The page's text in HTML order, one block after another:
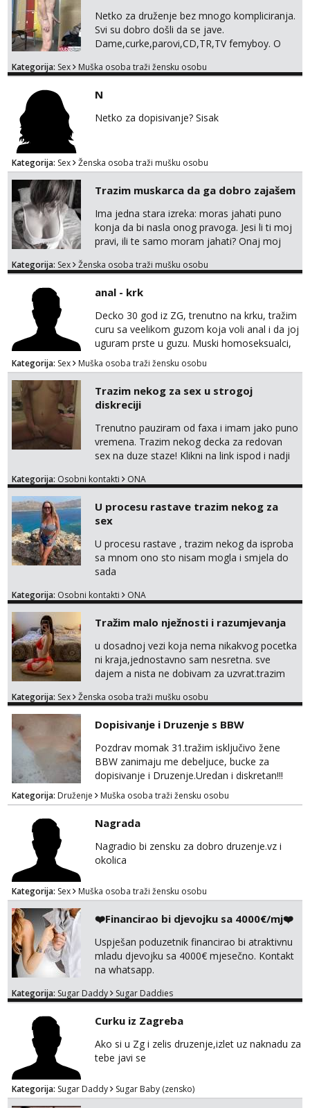
Netko za druženje bez mnogo kompliciranja.
Svi su dobro došli da se jave.
Dame,curke,parovi,CD,TR,TV femyboy. O
nemam ali ako smo za druženje možemo
Kategorija: Sex Muška osoba traži žensku osobu
N
Netko za dopisivanje? Sisak
Kategorija: Sex Ženska osoba traži mušku osobu
Trazim muskarca da ga dobro zajašem
Ima jedna stara izreka: moras jahati puno
konja da bi nasla onog pravoga. Jesi li ti moj
pravi, ili te samo moram jahati? Onaj moj
na sexdater link i javi mi se tamo....
Kategorija: Sex Ženska osoba traži mušku osobu
anal - krk
Decko 30 god iz ZG, trenutno na krku, tražim
curu sa veelikom guzom koja voli anal i da joj
uguram prste u guzu. Muski homoseksualci,
parovi i transiči odjebite, ne zanimate me. Bilo
kakva placanja opcenito (gotovina) ili
unaprijed (aircash, paysafecard, bonovi) ne
dolaze u obzir. Javit se prvo porukom na
whatsapp 0958048882.
Kategorija: Sex Muška osoba traži žensku osobu
Trazim nekog za sex u strogoj
diskreciji
Trenutno pauziram od faxa i imam jako puno
vremena. Trazim nekog decka za redovan
sex na duze staze! Klikni na link ispod i nadji
Kategorija: Osobni kontakti ONA
U procesu rastave trazim nekog za
sex
U procesu rastave , trazim nekog da isproba
sa mnom ono sto nisam mogla i smjela do
sada
Kategorija: Osobni kontakti ONA
Tražim malo nježnosti i razumjevanja
u dosadnoj vezi koja nema nikakvog pocetka
ni kraja,jednostavno sam nesretna. sve
dajem a nista ne dobivam za uzvrat.trazim
trazim puno samo malo njeznosti i
poljupce po tijelu koji me jako
pale,obozavam kad muskarac preuzme
kontrolu . javi se :) Klikni na link ispod i nadji
me tamo, cekam te!
Kategorija: Sex Ženska osoba traži mušku osobu
Dopisivanje i Druzenje s BBW
Pozdrav momak 31.tražim isključivo žene
BBW zanimaju me debeljuce, bucke za
dopisivanje i Druzenje.Uredan i diskretan!!!
Kategorija: Druženje Muška osoba traži žensku osobu
Nagrada
Nagradio bi zensku za dobro druzenje.vz i
okolica
Kategorija: Sex Muška osoba traži žensku osobu
❤️Financirao bi djevojku sa 4000€/mj❤️
Uspješan poduzetnik financirao bi atraktivnu
mladu djevojku sa 4000€ mjesečno. Kontakt
na whatsapp.
Kategorija: Sugar Daddy Sugar Daddies
Curku iz Zagreba
Ako si u Zg i zelis druzenje,izlet uz naknadu za
tebe javi se
Kategorija: Sugar Daddy Sugar Baby (zensko)